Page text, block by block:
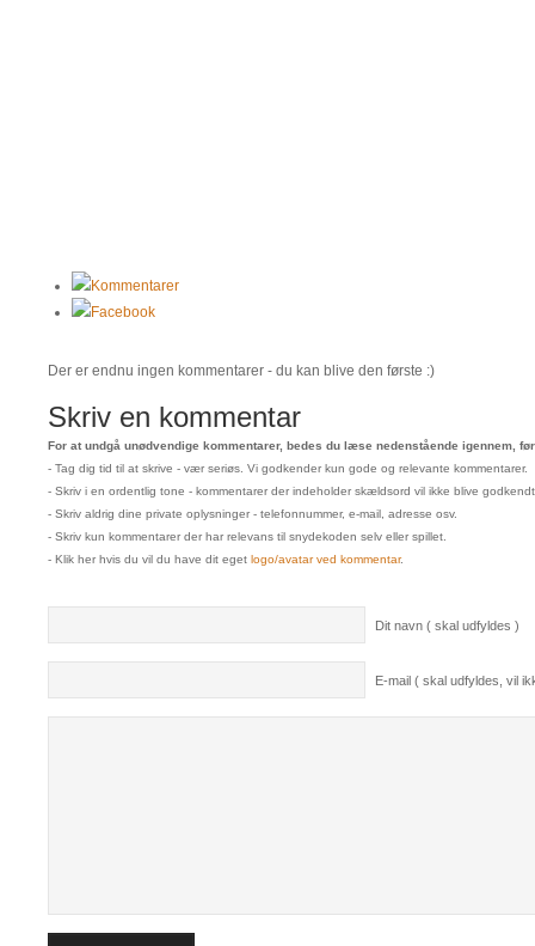
Kommentarer
Facebook
Der er endnu ingen kommentarer - du kan blive den første :)
Skriv en kommentar
For at undgå unødvendige kommentarer, bedes du læse nedenstående igennem,
- Tag dig tid til at skrive - vær seriøs. Vi godkender kun gode og relevante kommentarer.
- Skriv i en ordentlig tone - kommentarer der indeholder skældsord vil ikke blive
- Skriv aldrig dine private oplysninger - telefonnummer, e-mail, adresse osv.
- Skriv kun kommentarer der har relevans til snydekoden selv eller spillet.
- Klik her hvis du vil du have dit eget logo/avatar ved kommentar.
Dit navn ( skal udfyldes )
E-mail ( skal udfyldes, vil